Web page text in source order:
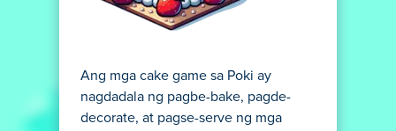
Ang mga cake game sa Poki ay
nagdadala ng pagbe-bake, pagde-
decorate, at pagse-serve ng mga